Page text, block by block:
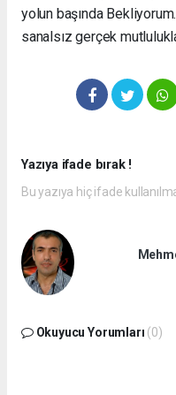
yolun başında
sanalsız gerçek
Yazıya ifade bırak !
Bu yazıya hiç ifade
Okuyucu Yorumları (0)